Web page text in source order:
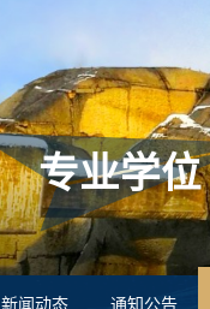
专业学位
新闻动态 通知公告